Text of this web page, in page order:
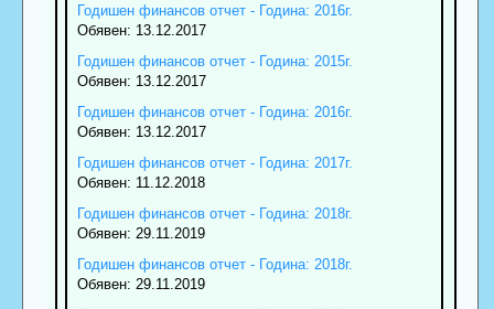
Годишен финансов отчет - Година: 2016г.
Обявен: 13.12.2017
Годишен финансов отчет - Година: 2015г.
Обявен: 13.12.2017
Годишен финансов отчет - Година: 2016г.
Обявен: 13.12.2017
Годишен финансов отчет - Година: 2017г.
Обявен: 11.12.2018
Годишен финансов отчет - Година: 2018г.
Обявен: 29.11.2019
Годишен финансов отчет - Година: 2018г.
Обявен: 29.11.2019